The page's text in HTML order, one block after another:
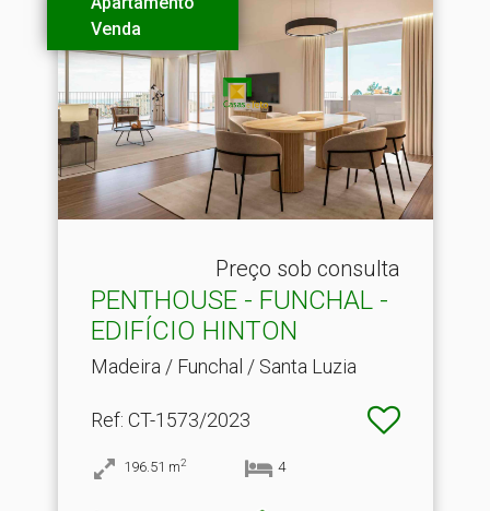
Venda
Preço sob consulta
PENTHOUSE - FUNCHAL -
EDIFÍCIO HINTON
Madeira / Funchal / Santa Luzia
Ref: CT-1573/2023
196.51 m2 4